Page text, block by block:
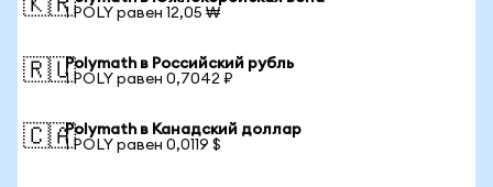
🇰🇷1 POLY равен 12,05 ₩
🇷🇺Polymath в Российский рубль
1 POLY равен 0,7042 ₽
🇨🇦Polymath в Канадский доллар
1 POLY равен 0,0119 $